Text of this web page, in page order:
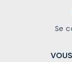
Se